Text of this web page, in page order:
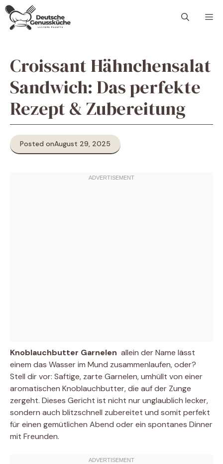
Skip
content
Croissant Hähnchensalat
Sandwich: Das perfekte
Rezept & Zubereitung
Posted onAugust 29, 2025
Knoblauchbutter Garnelen  allein der Name lässt
einem das Wasser im Mund zusammenlaufen, oder?
Stell dir vor: Saftige, zarte Garnelen, umhüllt von einer
aromatischen Knoblauchbutter, die auf der Zunge
zergeht. Dieses Gericht ist nicht nur unglaublich lecker,
sondern auch blitzschnell zubereitet und somit perfekt
für einen gemütlichen Abend oder ein spontanes Dinner
mit Freunden.